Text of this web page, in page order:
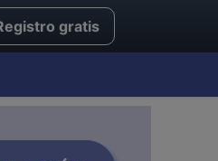
gratis